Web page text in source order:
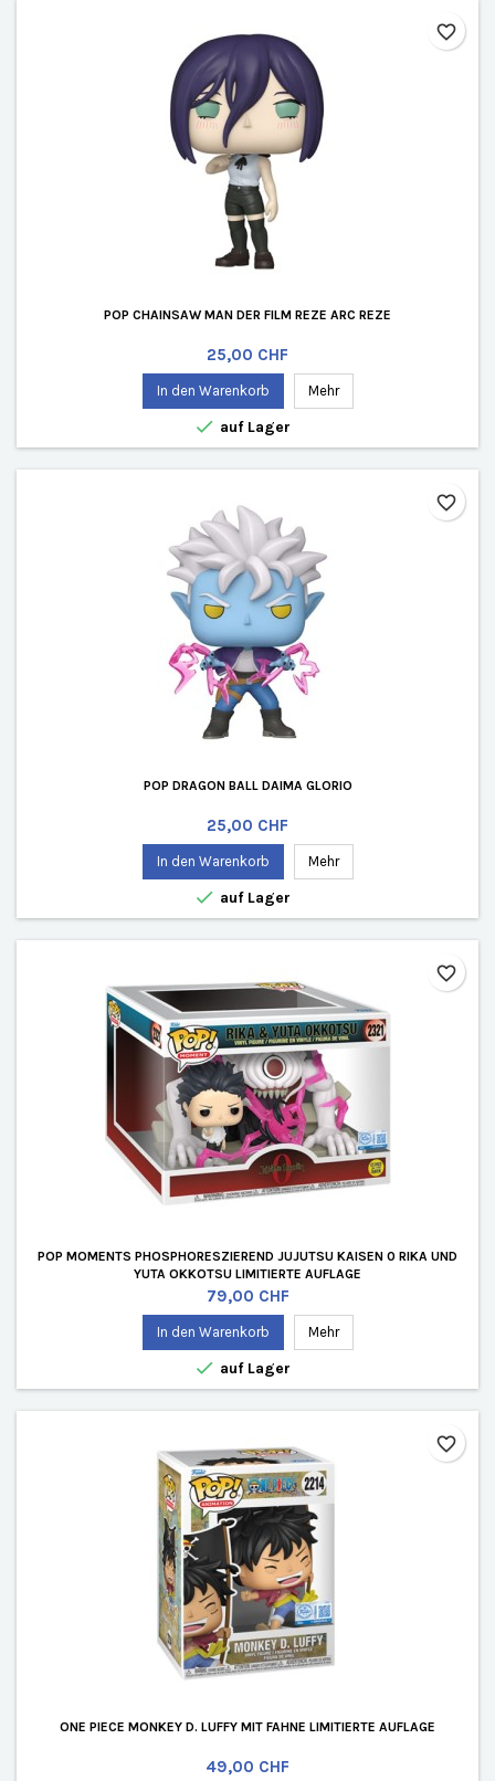
POP CHAINSAW MAN DER FILM REZE ARC REZE
Preis
25,00 CHF
In den Warenkorb Mehr
 auf Lager
favorite_border
POP DRAGON BALL DAIMA GLORIO
Preis
25,00 CHF
In den Warenkorb Mehr
 auf Lager
favorite_border
POP MOMENTS PHOSPHORESZIEREND JUJUTSU KAISEN 0 RIKA UND
YUTA OKKOTSU LIMITIERTE AUFLAGE
Preis
79,00 CHF
In den Warenkorb Mehr
 auf Lager
favorite_border
ONE PIECE MONKEY D. LUFFY MIT FAHNE LIMITIERTE AUFLAGE
Preis
49,00 CHF
favorite_border